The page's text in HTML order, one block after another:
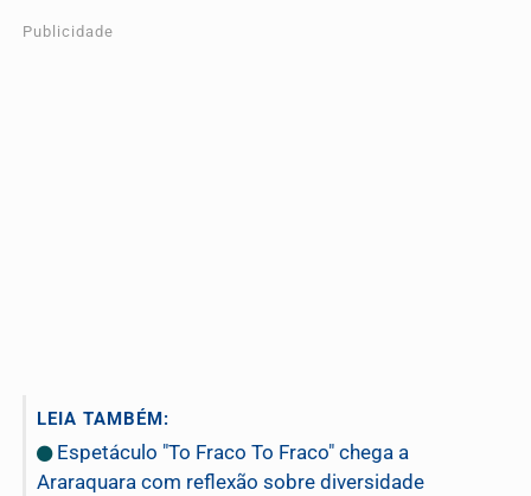
Publicidade
LEIA TAMBÉM:
Espetáculo "To Fraco To Fraco" chega a
Araraquara com reflexão sobre diversidade